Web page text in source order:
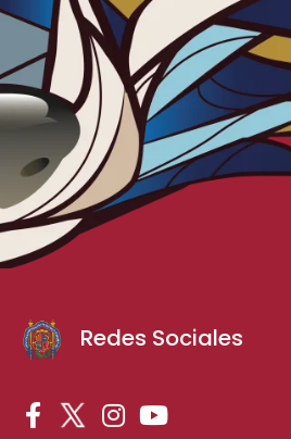
Redes Sociales